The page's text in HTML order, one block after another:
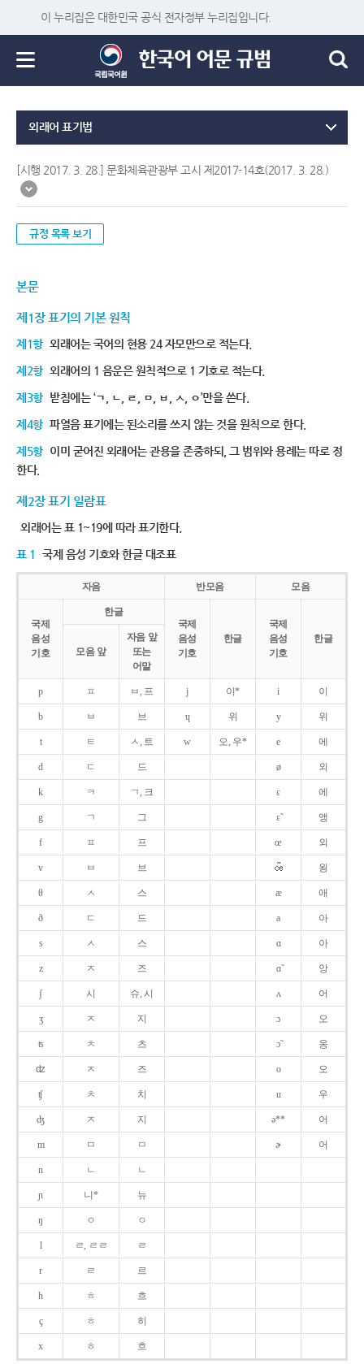
이 누리집은 대한민국 공식 전자정부 누리집입니다.
외래어 표기법
[시행 2017. 3. 28.] 문화체육관광부 고시 제2017-14호(2017. 3. 28.)
규정 목록 보기
본문
제1장 표기의 기본 원칙
제1항 외래어는 국어의 현용 24 자모만으로 적는다.
제2항 외래어의 1 음운은 원칙적으로 1 기호로 적는다.
제3항 받침에는 ‘ㄱ, ㄴ, ㄹ, ㅁ, ㅂ, ㅅ, ㅇ’만을 쓴다.
제4항 파열음 표기에는 된소리를 쓰지 않는 것을 원칙으로 한다.
제5항 이미 굳어진 외래어는 관용을 존중하되, 그 범위와 용례는 따로 정
한다.
제2장 표기 일람표
외래어는 표 1~19에 따라 표기한다.
표 1 국제 음성 기호와 한글 대조표
자음 반모음 모음
국제
음성
기호
한글
국제
음성
기호
한글
국제
음성
기호
한글
모음 앞
자음 앞
또는
어말
p ㅍ ㅂ, 프 j 이* i 이
b ㅂ 브 ɥ 위 y 위
t ㅌ ㅅ, 트 w 오, 우* e 에
d ㄷ 드 ø 외
k ㅋ ㄱ, 크 ɛ 에
g ㄱ 그 ɛ̃ 앵
f ㅍ 프 œ 외
v ㅂ 브 욍
θ ㅅ 스 æ 애
ð ㄷ 드 a 아
s ㅅ 스 ɑ 아
z ㅈ 즈 ɑ̃ 앙
ʃ 시 슈, 시 ʌ 어
ʒ ㅈ 지 ɔ 오
ʦ ㅊ 츠 ɔ̃ 옹
ʣ ㅈ 즈 o 오
ʧ ㅊ 치 u 우
ʤ ㅈ 지 ə** 어
m ㅁ ㅁ ɚ 어
n ㄴ ㄴ
ɲ 니* 뉴
ŋ ㅇ ㅇ
l ㄹ, ㄹㄹ ㄹ
r ㄹ 르
h ㅎ 흐
ç ㅎ 히
x ㅎ 흐